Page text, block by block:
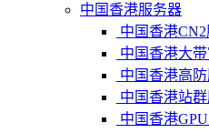
中国香港服务器
中国香港
中国香港大
中国香港高
中国香港站
中国香港